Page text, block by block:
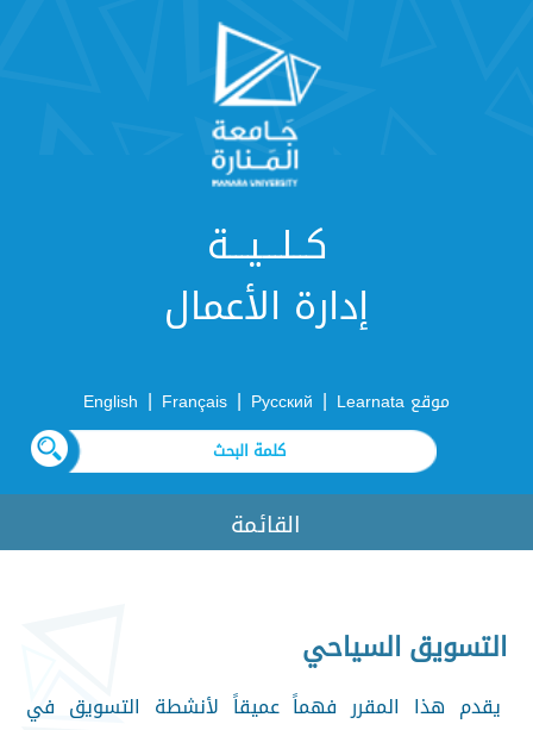
كــلـــيـــة
إدارة الأعمال
موقع Learnata |
Русский
|
Français
|
English
القائمة
التسويق السياحي
يقدم هذا المقرر فهماً عميقاً لأنشطة التسويق في